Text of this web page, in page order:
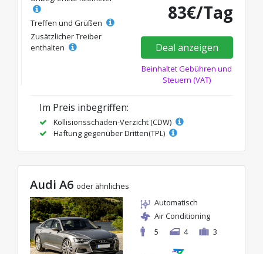
Treffen und Grüßen
Zusätzlicher Treiber
enthalten
83€/Tag
Deal anzeigen
Beinhaltet Gebühren und
Steuern (VAT)
Im Preis inbegriffen:
Kollisionsschaden-Verzicht (CDW)
Haftung gegenüber Dritten(TPL)
Audi A6 oder ähnliches
Automatisch
Air Conditioning
5
4 3